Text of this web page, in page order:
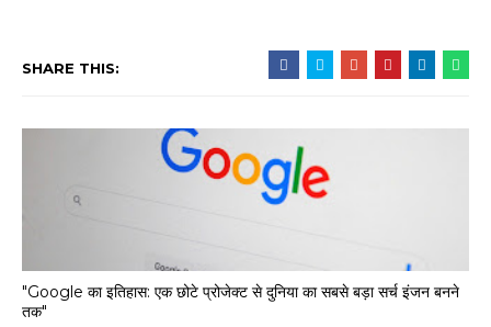
SHARE THIS:
"Google का इतिहास: एक छोटे प्रोजेक्ट से दुनिया का सबसे बड़ा सर्च इंजन बनने
तक"